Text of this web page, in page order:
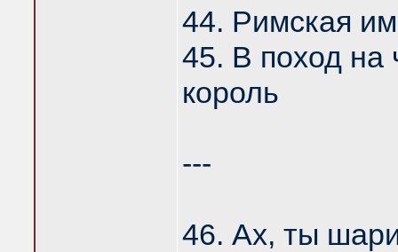
44. Римская
45. В поход на
король
---
46. Ах, ты